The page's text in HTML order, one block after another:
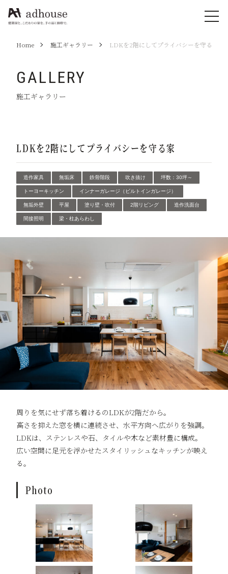
Home 施工ギャラリー LDKを2階にしてプライバシーを守る家
GALLERY
施工ギャラリー
LDKを2階にしてプライバシーを守る家
造作家具 無垢床 鉄骨階段 吹き抜け 坪数：30坪～
トーヨーキッチン インナーガレージ（ビルトインガレージ）
無垢外壁 平屋 塗り壁・吹付 2階リビング 造作洗面台
間接照明 梁・柱あらわし
周りを気にせず落ち着けるのLDKが2階だから。
高さを抑えた窓を横に連続させ、水平方向へ広がりを強調。
LDKは、ステンレスや石、タイルや木など素材豊に構成。
広い空間に足元を浮かせたスタイリッシュなキッチンが映え
る。
Photo